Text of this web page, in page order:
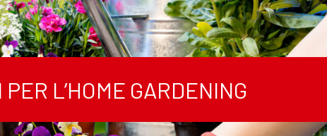
L’HOME GARDENING